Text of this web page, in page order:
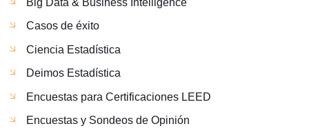
Casos de éxito
Ciencia Estadística
Deimos Estadística
Encuestas para Certificaciones LEED
Encuestas y Sondeos de Opinión